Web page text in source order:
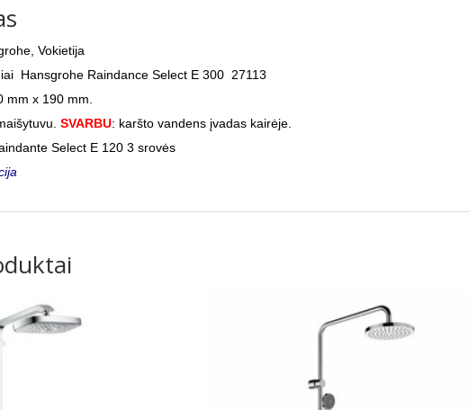
Vokietija
Hansgrohe Raindance Select E 300 27113
mm x 190 mm.
SVARBU: karšto vandens įvadas kairėje.
Select E 120 3 srovės